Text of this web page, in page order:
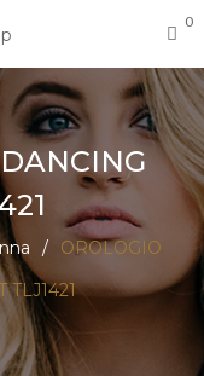
0
/
OROLOGIO
TLJ1421